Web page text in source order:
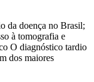
da doença no Brasil;
à tomografia e
O diagnóstico tardio
dos maiores